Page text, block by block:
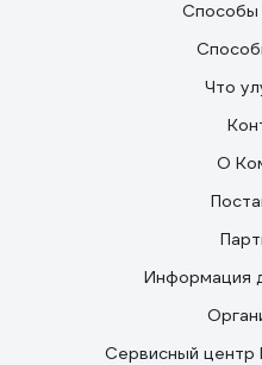
Способы
Что
О
Информация
Сервисный центр